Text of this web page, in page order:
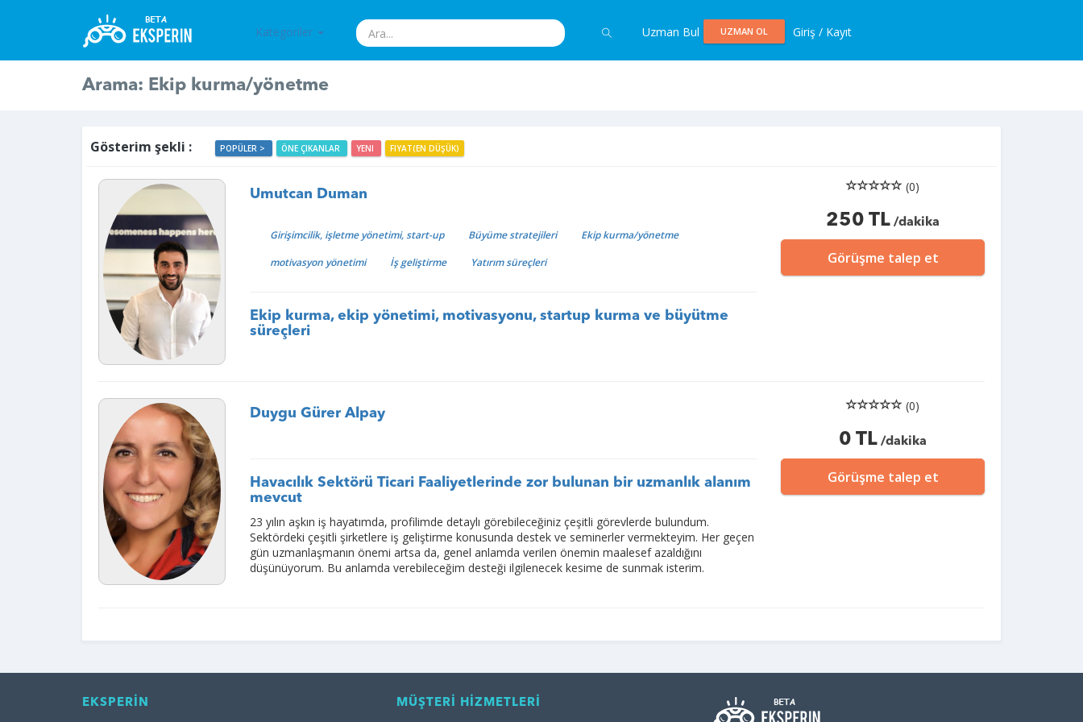
Kategoriler Uzman Bul UZMAN OL Giriş / Kayıt
Arama: Ekip kurma/yönetme
Gösterim şekli : POPÜLER > ÖNE ÇIKANLAR YENI FIYAT(EN DÜŞÜK)
Umutcan Duman
Girişimcilik, işletme yönetimi, start-up Büyüme stratejileri
Ekip kurma/yönetme
motivasyon yönetimi
İş geliştirme Yatırım süreçleri
Ekip kurma, ekip yönetimi, motivasyonu, startup kurma ve büyütme
süreçleri
(0)
250 TL /dakika
Görüşme talep et
Duygu Gürer Alpay
Havacılık Sektörü Ticari Faaliyetlerinde zor bulunan bir uzmanlık alanım
mevcut
23 yılın aşkın iş hayatımda, profilimde detaylı görebileceğiniz çeşitli görevlerde bulundum.
Sektördeki çeşitli şirketlere iş geliştirme konusunda destek ve seminerler vermekteyim. Her geçen
gün uzmanlaşmanın önemi artsa da, genel anlamda verilen önemin maalesef azaldığını
düşünüyorum. Bu anlamda verebileceğim desteği ilgilenecek kesime de sunmak isterim.
(0)
0 TL /dakika
Görüşme talep et
EKSPERİN MÜŞTERİ HİZMETLERİ